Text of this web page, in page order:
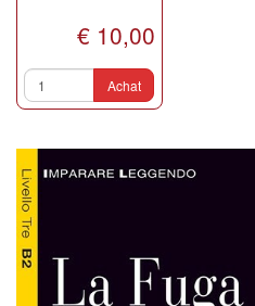
€ 10,00
Achat